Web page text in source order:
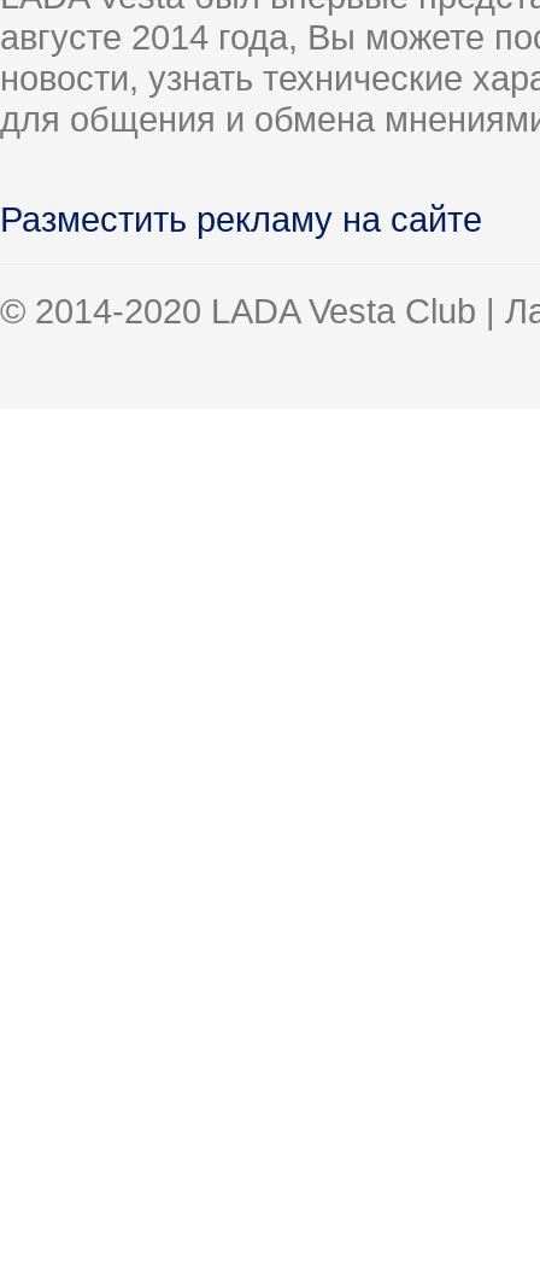
августе 2014 года, Вы можете
новости, узнать технические
для общения и обмена
Разместить рекламу на сайте
© 2014-2020 LADA Vesta Club |